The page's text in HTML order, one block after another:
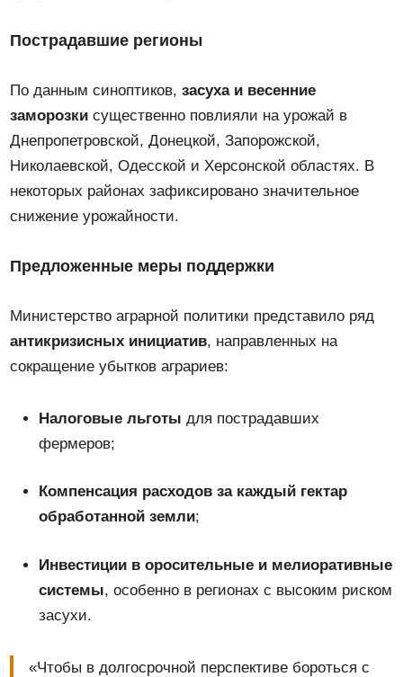
Пострадавшие регионы
По данным синоптиков,засуха и весенние
заморозки существенно повлияли на урожай в
Днепропетровской, Донецкой, Запорожской,
Николаевской, Одесской и Херсонской областях. В
некоторых районах зафиксировано значительное
снижение урожайности.
Предложенные меры поддержки
Министерство аграрной политики представило ряд
антикризисных инициатив, направленных на
сокращение убытков аграриев:
Налоговые льготы для пострадавших
фермеров;
Компенсация расходов за каждый гектар
обработанной земли;
Инвестиции в оросительные и мелиоративные
системы, особенно в регионах с высоким риском
засухи.
«Чтобы в долгосрочной перспективе бороться с